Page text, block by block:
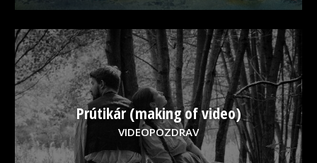
Prútikár (making of video)
VIDEOPOZDRAV